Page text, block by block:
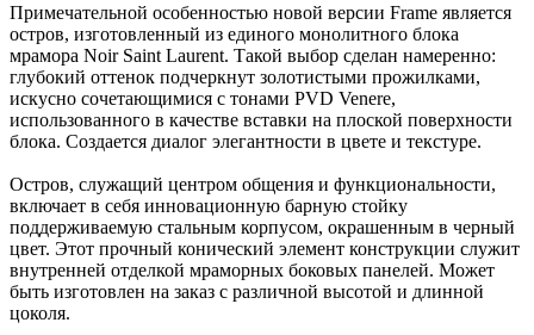
Примечательной особенностью новой версии Frame является
остров, изготовленный из единого монолитного блока
мрамора Noir Saint Laurent. Такой выбор сделан намеренно:
глубокий оттенок подчеркнут золотистыми прожилками,
искусно сочетающимися с тонами PVD Venere,
использованного в качестве вставки на плоской поверхности
блока. Создается диалог элегантности в цвете и текстуре.
Остров, служащий центром общения и функциональности,
включает в себя инновационную барную стойку
поддерживаемую стальным корпусом, окрашенным в черный
цвет. Этот прочный конический элемент конструкции служит
внутренней отделкой мраморных боковых панелей. Может
быть изготовлен на заказ с различной высотой и длинной
цоколя.